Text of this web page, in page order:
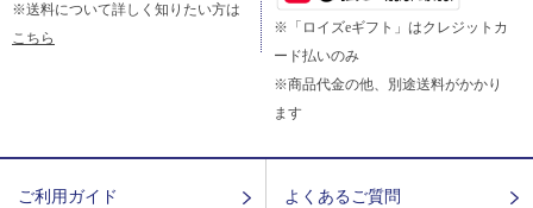
※送料について詳しく知りたい方は
こちら
※「ロイズeギフト」はクレジットカ
ード払いのみ
※商品代金の他、別途送料がかかり
ます
ご利用ガイド よくあるご質問